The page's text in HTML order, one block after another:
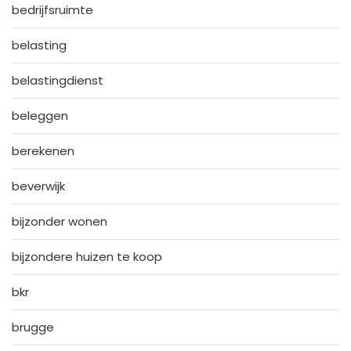
bedrijfsruimte
belasting
belastingdienst
beleggen
berekenen
beverwijk
bijzonder wonen
bijzondere huizen te koop
bkr
brugge